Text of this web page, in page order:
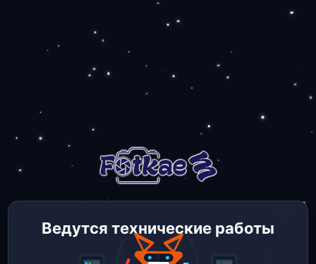
Ведутся технические работы